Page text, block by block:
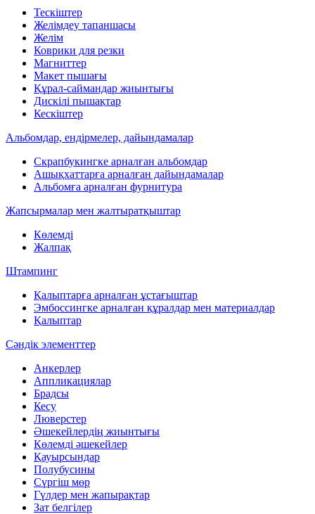
Тескіштер
Желімдеу тапаншасы
Желім
Коврики для резки
Магниттер
Макет пышағы
Құрал-саймандар жиынтығы
Дискілі пышақтар
Кескіштер
Альбомдар, ендірмелер, дайындамалар
Скрапбукингке арналған альбомдар
Ашықхаттарға арналған дайындамалар
Альбомға арналған фурнитура
Жапсырмалар мен жалтыратқыштар
Көлемді
Жалпақ
Штампинг
Қалыптарға арналған ұстағыштар
Эмбоссингке арналған құралдар мен материалдар
Қалыптар
Сәндік элементтер
Анкерлер
Аппликациялар
Брадсы
Кесу
Люверстер
Әшекейлердің жиынтығы
Көлемді әшекейлер
Қауырсындар
Полубусины
Сүргіш мөр
Гүлдер мен жапырақтар
Зат белгілер